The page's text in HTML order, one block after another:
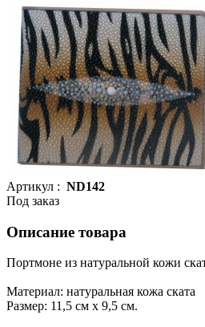
Артикул : ND142
Под заказ
Описание товара
Портмоне из натуральной кожи
Материал: натуральная кожа ската
Размер: 11,5 см х 9,5 см.